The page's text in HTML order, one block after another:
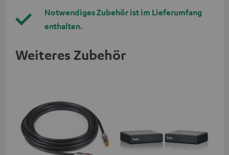
Notwendiges Zubehör ist im Lieferumfang
enthalten.
Weiteres Zubehör